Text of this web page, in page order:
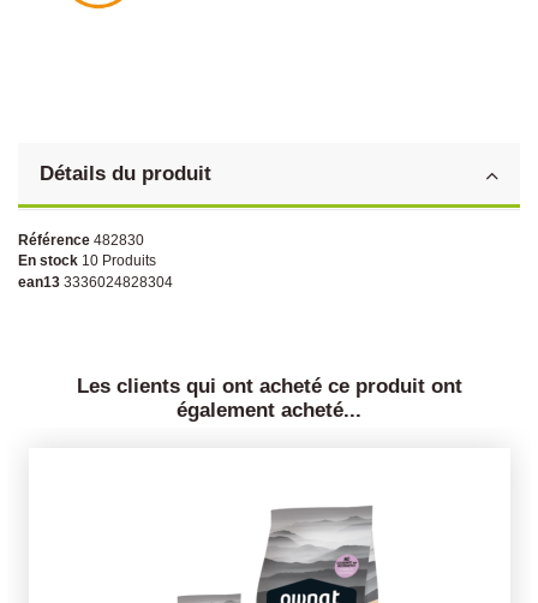
Détails du produit
Référence 482830
En stock 10 Produits
ean13 3336024828304
Les clients qui ont acheté ce produit ont
également acheté...